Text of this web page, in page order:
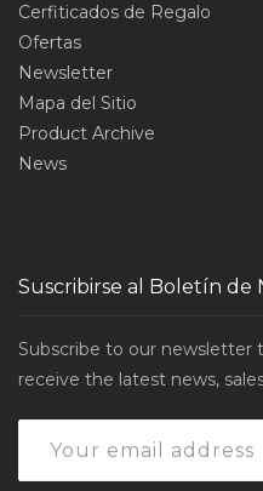
Cerfiticados de Regalo
Ofertas
Newsletter
Mapa del Sitio
Product Archive
News
Suscribirse al Boletín de
Subscribe to our newsletter
receive the latest news,